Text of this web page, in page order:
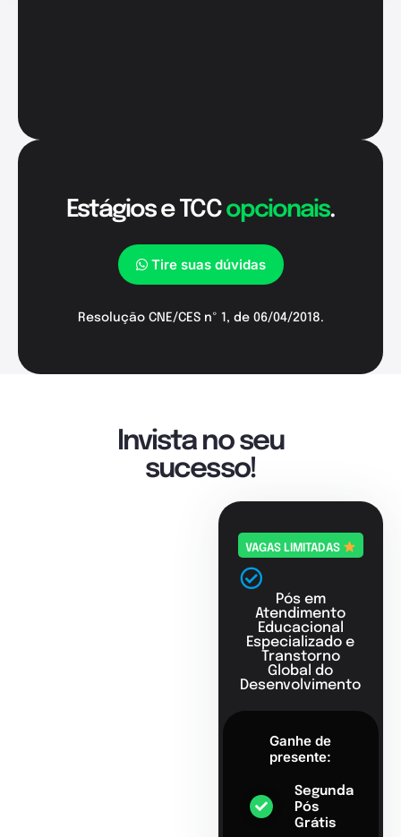
Estágios e TCCopcionais.
Tire suas dúvidas
Resolução CNE/CES nº 1, de 06/04/2018.
Invista no seu
sucesso!
VAGAS LIMITADAS
Pós em
Atendimento
Educacional
Especializado e
Transtorno
Global do
Desenvolvimento
Ganhe de
presente:
Segunda
Pós
Grátis